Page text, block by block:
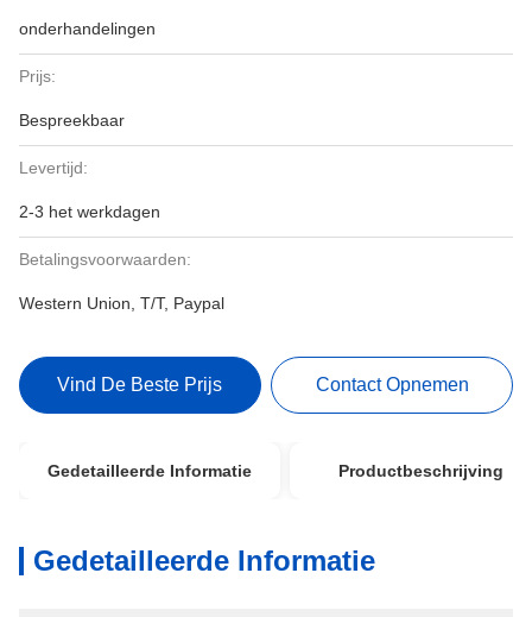
onderhandelingen
Prijs:
Bespreekbaar
Levertijd:
2-3 het werkdagen
Betalingsvoorwaarden:
Western Union, T/T, Paypal
Vind De Beste Prijs Contact Opnemen
Gedetailleerde Informatie Productbeschrijving
Gedetailleerde Informatie